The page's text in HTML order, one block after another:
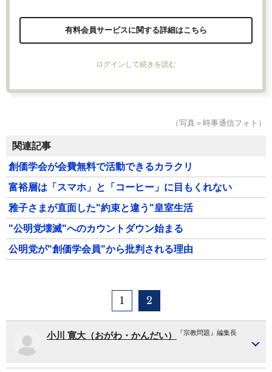
有料会員サービスに関する詳細はこちら
ログインして続きを読む
（写真＝時事通信フォト）
関連記事
創価学会が会費無料で活動できるカラクリ
富裕層は「スマホ」と「コーヒー」に目もくれない
雅子さまが直面した"約束と違う"皇室生活
"公明党壊滅"へのカウントダウン始まる
公明党が"創価学会員"から批判される理由
1 2
小川 寛大（おがわ・かんだい） 『宗教問題』編集長